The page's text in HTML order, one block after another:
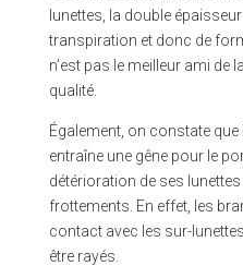
lunettes, la double
transpiration et donc de
n’est pas le meilleur ami de
qualité.
Également, on constate
entraîne une gêne pour le
détérioration de ses
frottements. En effet, les
contact avec les sur-
être rayés.